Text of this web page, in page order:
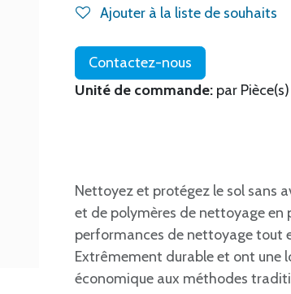
Ajouter à la liste de souhaits
Contactez-nous
Unité de commande: par Pièce(s)
Nettoyez et protégez le sol sans
et de polymères de nettoyage en
performances de nettoyage tout
Extrêmement durable et ont une
économique aux méthodes